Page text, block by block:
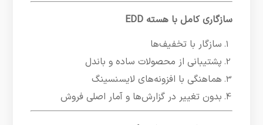
سازگاری کامل با هسته EDD
سازگار با تخفیف‌ها
پشتیبانی از محصولات ساده و باندل
هماهنگی با افزونه‌های لایسنسینگ
بدون تغییر در گزارش‌ها و آمار اصلی فروش